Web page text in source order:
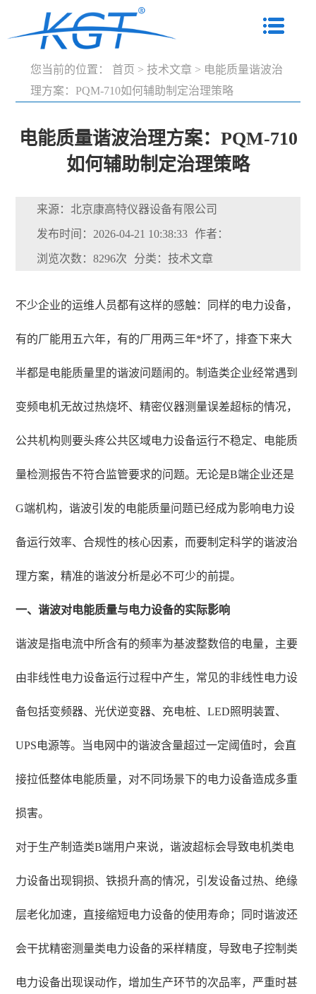
您当前的位置： 首页 > 技术文章 > 电能质量谐波治
理方案：PQM-710如何辅助制定治理策略
电能质量谐波治理方案：PQM-710
如何辅助制定治理策略
来源：北京康高特仪器设备有限公司
发布时间：2026-04-21 10:38:33 作者：
浏览次数：8296次 分类：技术文章
不少企业的运维人员都有这样的感触：同样的电力设备，
有的厂能用五六年，有的厂用两三年*坏了，排查下来大
半都是电能质量里的谐波问题闹的。制造类企业经常遇到
变频电机无故过热烧坏、精密仪器测量误差超标的情况，
公共机构则要头疼公共区域电力设备运行不稳定、电能质
量检测报告不符合监管要求的问题。无论是B端企业还是
G端机构，谐波引发的电能质量问题已经成为影响电力设
备运行效率、合规性的核心因素，而要制定科学的谐波治
理方案，精准的谐波分析是必不可少的前提。
一、谐波对电能质量与电力设备的实际影响
谐波是指电流中所含有的频率为基波整数倍的电量，主要
由非线性电力设备运行过程中产生，常见的非线性电力设
备包括变频器、光伏逆变器、充电桩、LED照明装置、
UPS电源等。当电网中的谐波含量超过一定阈值时，会直
接拉低整体电能质量，对不同场景下的电力设备造成多重
损害。
对于生产制造类B端用户来说，谐波超标会导致电机类电
力设备出现铜损、铁损升高的情况，引发设备过热、绝缘
层老化加速，直接缩短电力设备的使用寿命；同时谐波还
会干扰精密测量类电力设备的采样精度，导致电子控制类
电力设备出现误动作，增加生产环节的次品率，严重时甚